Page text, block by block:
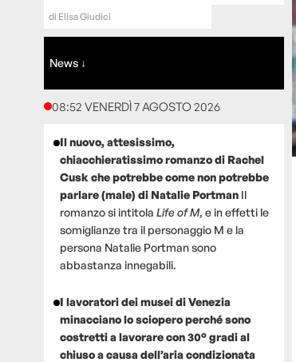
di Elisa Giudici
News ↓
08:52 VENERDÌ 7 AGOSTO 2026
Il nuovo, attesissimo,
chiacchieratissimo romanzo di Rachel
Cusk che potrebbe come non potrebbe
parlare (male) di Natalie Portman Il
romanzo si intitola Life of M, e in effetti le
somiglianze tra il personaggio M e la
persona Natalie Portman sono
abbastanza innegabili.
I lavoratori dei musei di Venezia
minacciano lo sciopero perché sono
costretti a lavorare con 30° gradi al
chiuso a causa dell’aria condizionata